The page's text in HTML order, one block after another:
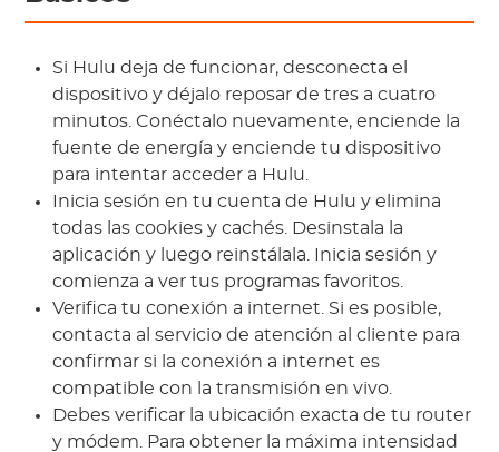
Si Hulu deja de funcionar, desconecta el
dispositivo y déjalo reposar de tres a cuatro
minutos. Conéctalo nuevamente, enciende la
fuente de energía y enciende tu dispositivo
para intentar acceder a Hulu.
Inicia sesión en tu cuenta de Hulu y elimina
todas las cookies y cachés. Desinstala la
aplicación y luego reinstálala. Inicia sesión y
comienza a ver tus programas favoritos.
Verifica tu conexión a internet. Si es posible,
contacta al servicio de atención al cliente para
confirmar si la conexión a internet es
compatible con la transmisión en vivo.
Debes verificar la ubicación exacta de tu router
y módem. Para obtener la máxima intensidad